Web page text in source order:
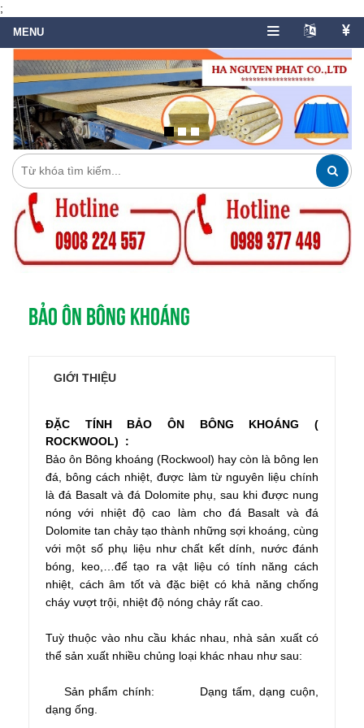
;
BẢO ÔN BÔNG KHOÁNG
GIỚI THIỆU
ĐẶC TÍNH BẢO ÔN BÔNG KHOÁNG (
ROCKWOOL) :
Bảo ôn Bông khoáng (Rockwool) hay còn là bông len
đá, bông cách nhiệt, được làm từ nguyên liệu chính
là đá Basalt và đá Dolomite phụ, sau khi được nung
nóng với nhiệt độ cao làm cho đá Basalt và đá
Dolomite tan chảy tạo thành những sợi khoáng, cùng
với một số phụ liệu như chất kết dính, nước đánh
bóng, keo,…để tạo ra vật liệu có tính năng cách
nhiệt, cách âm tốt và đặc biệt có khả năng chống
cháy vượt trội, nhiệt độ nóng chảy rất cao.
Tuỳ thuộc vào nhu cầu khác nhau, nhà sản xuất có
thể sản xuất nhiều chủng loại khác nhau như sau:
Sản phẩm chính: Dạng tấm, dạng cuộn,
dạng ống.